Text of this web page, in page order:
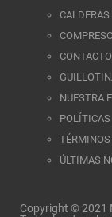
CONTACTO
NUESTRA
ÚLTIMAS
Copyright © 2021